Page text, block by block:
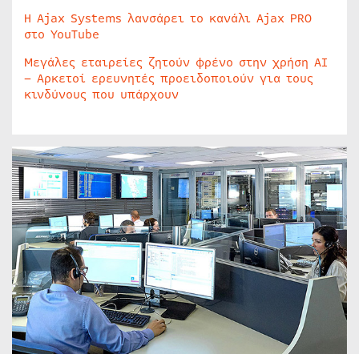
Η Ajax Systems λανσάρει το κανάλι Ajax PRO
στο YouTube
Μεγάλες εταιρείες ζητούν φρένο στην χρήση AI
– Αρκετοί ερευνητές προειδοποιούν για τους
κινδύνους που υπάρχουν